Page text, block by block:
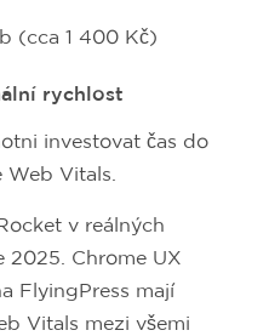
(cca 1 400 Kč)
rychlost
investovat čas do
Vitals.
v reálných
2025. Chrome UX
FlyingPress mají
Vitals mezi všemi